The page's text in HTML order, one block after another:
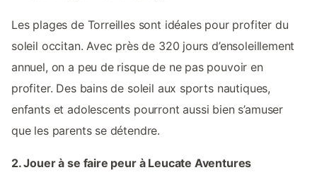
Les plages de Torreilles sont idéales pour profiter du
soleil occitan. Avec près de 320 jours d’ensoleillement
annuel, on a peu de risque de ne pas pouvoir en
profiter. Des bains de soleil aux sports nautiques,
enfants et adolescents pourront aussi bien s’amuser
que les parents se détendre.
2. Jouer à se faire peur à Leucate Aventures